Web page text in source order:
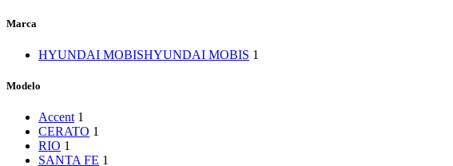
Marca
HYUNDAI MOBISHYUNDAI MOBIS 1
Modelo
Accent 1
CERATO 1
RIO 1
SANTA FE 1